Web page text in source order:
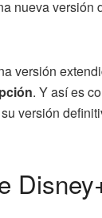
nueva versión
versión
. Y así es
versión